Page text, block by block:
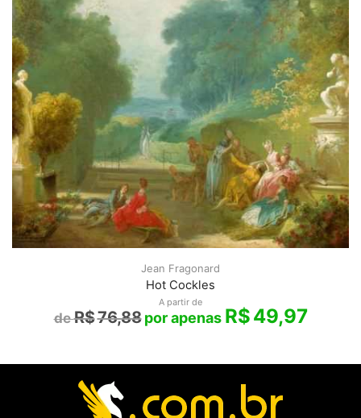
Jean Fragonard
Hot Cockles
A partir de
R$76,88 R$49,97